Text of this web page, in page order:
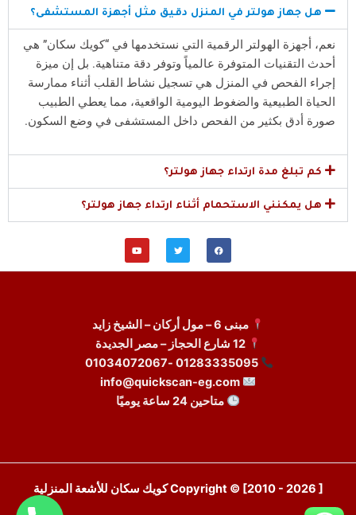
هل جهاز هولتر في المنزل دقيق مثل أجهزة المستشفى؟
نعم، أجهزة الهولتر الرقمية التي نستخدمها في “كويك سكان” هي
أحدث التقنيات المتوفرة عالمياً وتوفر دقة متناهية. بل إن ميزة
إجراء الفحص في المنزل هي تسجيل نشاط القلب أثناء ممارسة
الحياة الطبيعية والضغوط اليومية الواقعية، مما يعطي الطبيب
صورة أدق بكثير من الفحص داخل المستشفى في وضع السكون.
كم تبلغ مدة ارتداء جهاز هولتر؟
هل يمكنني الاستحمام أثناء ارتداء جهاز هولتر؟
F
a
T
w
Y
o
مبنى 6 – مول أركان – الشيخ زايد
12 شارع الحجاز – مصر الجديدة
01283335095 -01034072067
متاحين 24 ساعة يوميًا
Copyright © [2010 - 2026 ] كويك سكان للأشعة المنزلية